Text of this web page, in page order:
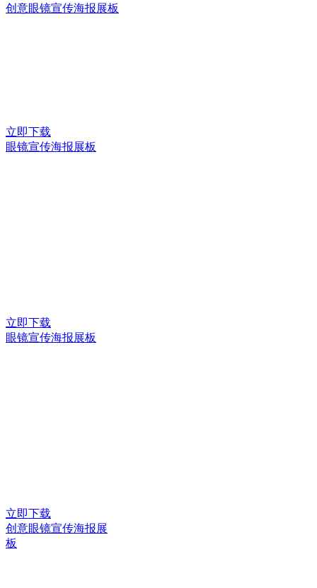
创意眼镜宣传海报展板
立即下载
眼镜宣传海报展板
立即下载
眼镜宣传海报展板
立即下载
创意眼镜宣传海报展
板